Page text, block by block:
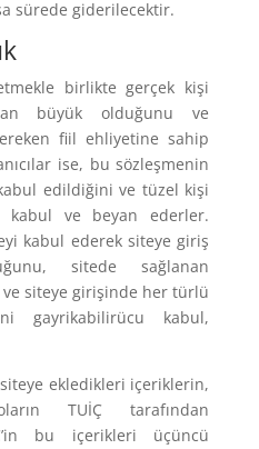
sürede giderilecektir.
birlikte gerçek kişi
büyük olduğunu ve
fiil ehliyetine sahip
ise, bu sözleşmenin
edildiğini ve tüzel kişi
kabul ve beyan ederler.
kabul ederek siteye giriş
sitede sağlanan
siteye girişinde her türlü
gayrikabilirücu kabul,
ekledikleri içeriklerin,
TUİÇ tarafından
bu içerikleri üçüncü